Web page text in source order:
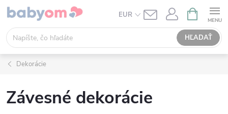
Prejsť
obsah
EUR
HĽADAŤ
KOŠÍK
Dekorácie
Závesné dekorácie